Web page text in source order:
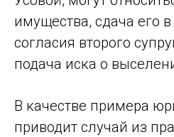
имущества, сдача его
согласия второго
подача иска о
В качестве примера
приводит случай из